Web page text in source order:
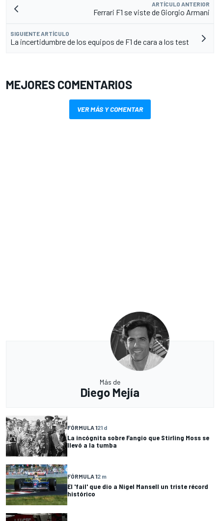
ARTÍCULO ANTERIOR
Ferrari F1 se viste de Giorgio Armani
SIGUIENTE ARTÍCULO
La incertidumbre de los equipos de F1 de cara a los test
MEJORES COMENTARIOS
VER MÁS Y COMENTAR
Más de
Diego Mejía
FÓRMULA 121 d
La incógnita sobre Fangio que Stirling Moss se
llevó a la tumba
FÓRMULA 12 m
El 'fail' que dio a Nigel Mansell un triste récord
histórico